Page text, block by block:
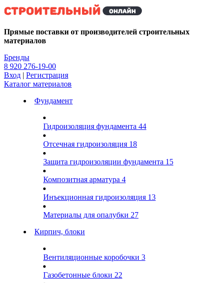
Kg
Прямые поставки от производителей строительных
материалов
Бренды
8 920 276-19-00
Вход | Регистрация
Каталог материалов
Фундамент
Гидроизоляция фундамента 44
Отсечная гидроизоляция 18
Защита гидроизоляции фундамента 15
Композитная арматура 4
Инъекционная гидроизоляция 13
Материалы для опалубки 27
Кирпич, блоки
Вентиляционные коробочки 3
Газобетонные блоки 22